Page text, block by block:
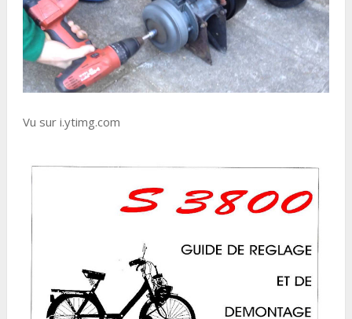
Vu sur i.ytimg.com